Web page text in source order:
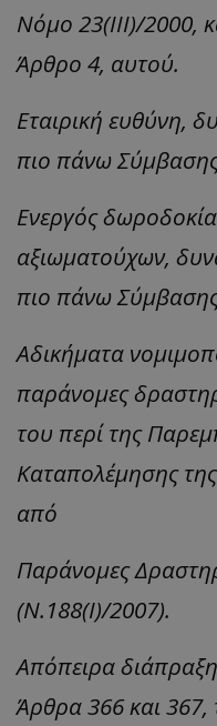
Νόμο 23(III)/2000,
Άρθρο 4, αυτού.
Εταιρική ευθύνη,
πιο πάνω
Ενεργός
αξιωματούχων,
πιο πάνω
Αδικήματα
παράνομες
του περί της
Καταπολέμησης
από
Παράνομες
(Ν.188(I)/2007).
Απόπειρα
Άρθρα 366 και 367,